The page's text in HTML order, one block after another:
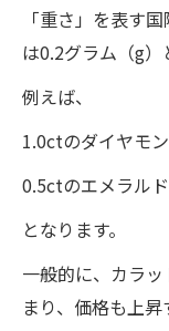
「重さ」を表す
は0.2グラム（g）
例えば、
1.0ctのダイヤモ
0.5ctのエメラル
となります。
一般的に、カラ
まり、価格も上